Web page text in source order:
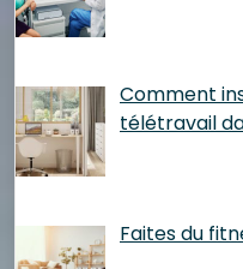
Comment
télétravail
Faites du